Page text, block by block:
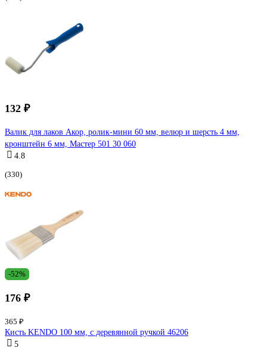
132 ₽
Валик для лаков Акор, ролик-мини 60 мм, велюр и шерсть 4 мм,
кронштейн 6 мм, Мастер 501 30 060
4.8
(330)
-52%
176 ₽
365 ₽
Кисть KENDO 100 мм, с деревянной ручкой 46206
5